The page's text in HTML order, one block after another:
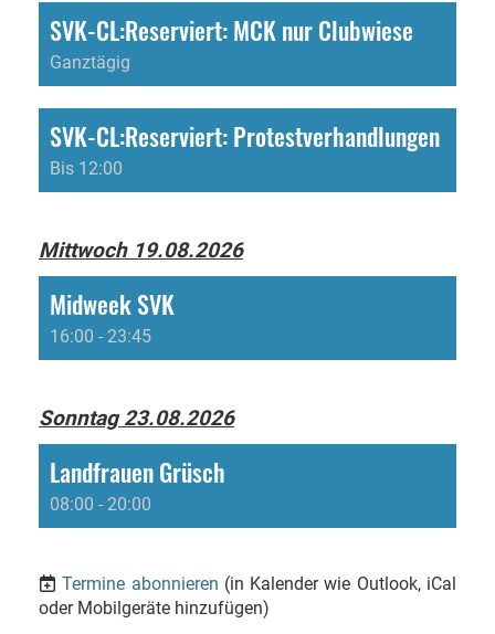
SVK-CL:Reserviert: MCK nur Clubwiese
Ganztägig
SVK-CL:Reserviert: Protestverhandlungen
Bis 12:00
Mittwoch 19.08.2026
Midweek SVK
16:00 - 23:45
Sonntag 23.08.2026
Landfrauen Grüsch
08:00 - 20:00
Termine abonnieren (in Kalender wie Outlook, iCal
oder Mobilgeräte hinzufügen)